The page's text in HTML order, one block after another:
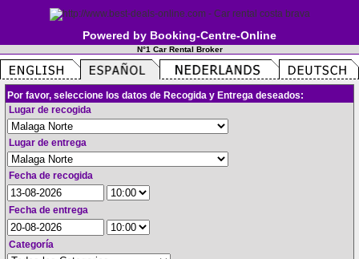
Powered by Booking-Centre-Online
N°1 Car Rental Broker
Por favor, seleccione los datos de Recogida y Entrega deseados:
Lugar de recogida
Lugar de entrega
Fecha de recogida
Fecha de entrega
Categoría